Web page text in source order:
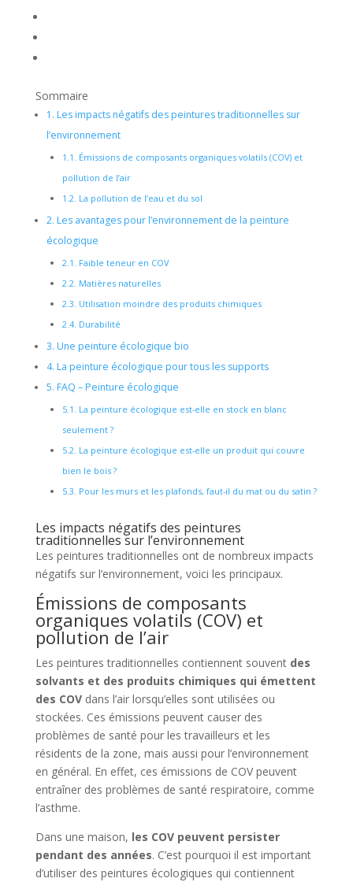
Sommaire
1. Les impacts négatifs des peintures traditionnelles sur
l’environnement
1.1. Émissions de composants organiques volatils (COV) et
pollution de l’air
1.2. La pollution de l’eau et du sol
2. Les avantages pour l’environnement de la peinture
écologique
2.1. Faible teneur en COV
2.2. Matières naturelles
2.3. Utilisation moindre des produits chimiques
2.4. Durabilité
3. Une peinture écologique bio
4. La peinture écologique pour tous les supports
5. FAQ – Peinture écologique
5.1. La peinture écologique est-elle en stock en blanc
seulement ?
5.2. La peinture écologique est-elle un produit qui couvre
bien le bois ?
5.3. Pour les murs et les plafonds, faut-il du mat ou du satin ?
Les impacts négatifs des peintures
traditionnelles sur l’environnement
Les peintures traditionnelles ont de nombreux impacts
négatifs sur l’environnement, voici les principaux.
Émissions de composants
organiques volatils (COV) et
pollution de l’air
Les peintures traditionnelles contiennent souvent des
solvants et des produits chimiques qui émettent
des COV dans l’air lorsqu’elles sont utilisées ou
stockées. Ces émissions peuvent causer des
problèmes de santé pour les travailleurs et les
résidents de la zone, mais aussi pour l’environnement
en général. En effet, ces émissions de COV peuvent
entraîner des problèmes de santé respiratoire, comme
l’asthme.
Dans une maison, les COV peuvent persister
pendant des années. C’est pourquoi il est important
d’utiliser des peintures écologiques qui contiennent